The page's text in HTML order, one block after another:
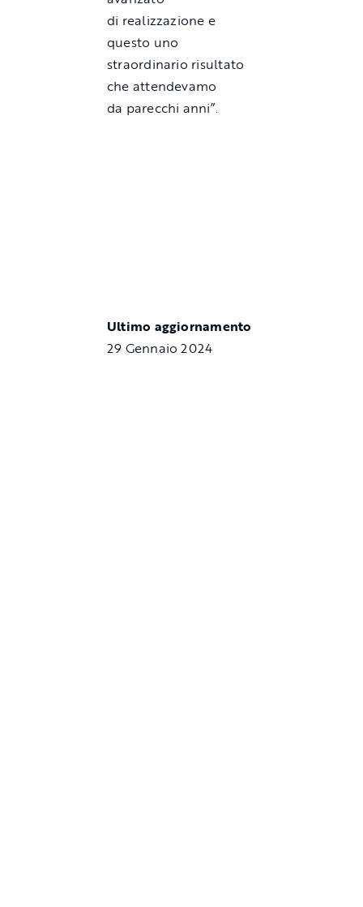
di realizzazione e
questo uno
straordinario risultato
che attendevamo
da parecchi anni”.
Ultimo aggiornamento
29 Gennaio 2024